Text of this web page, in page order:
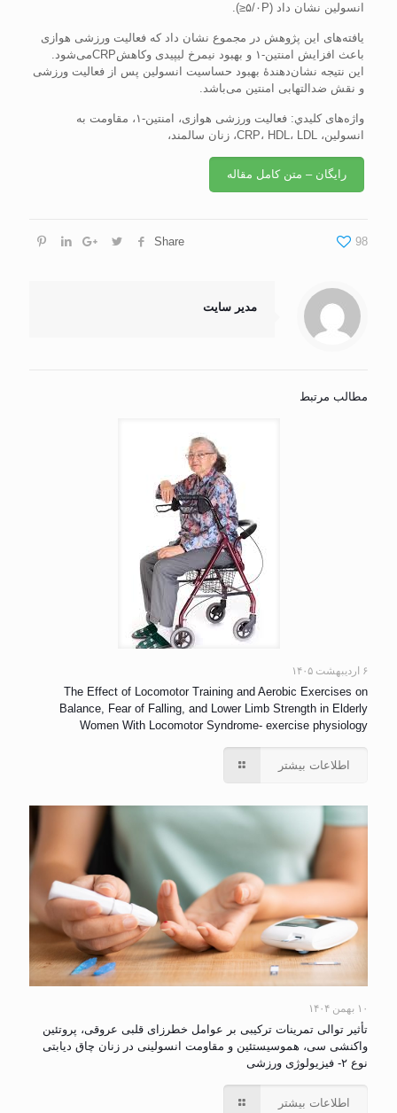
انسولين نشان داد (۵/۰P≤).
يافته‌های اين پژوهش در مجموع نشان داد که فعاليت ورزشی هوازی
باعث افزايش امنتين-۱ و بهبود نيمرخ ليپيدی وکاهشCRPمی‌شود.
اين نتيجه نشان‌دهندۀ بهبود حساسيت انسولين پس از فعاليت ورزشی
و نقش ضدالتهابی امنتين می‌باشد.
واژه‌های كليدي: فعاليت ورزشی هوازی، امنتين-۱، مقاومت به
انسولين، CRP، HDL، LDL، زنان سالمند،
رایگان – متن کامل مقاله
Share 98
مدیر سایت
مطالب مرتبط
۶ اردیبهشت ۱۴۰۵
The Effect of Locomotor Training and Aerobic Exercises on
Balance, Fear of Falling, and Lower Limb Strength in Elderly
Women With Locomotor Syndrome- exercise physiology
اطلاعات بیشتر
۱۰ بهمن ۱۴۰۴
تأثیر توالی تمرینات ترکیبی بر عوامل خطرزای قلبی عروقی، پروتئین
واکنشی سی، هموسیستئین و مقاومت انسولینی در زنان چاق دیابتی
نوع ۲- فیزیولوژی ورزشی
اطلاعات بیشتر